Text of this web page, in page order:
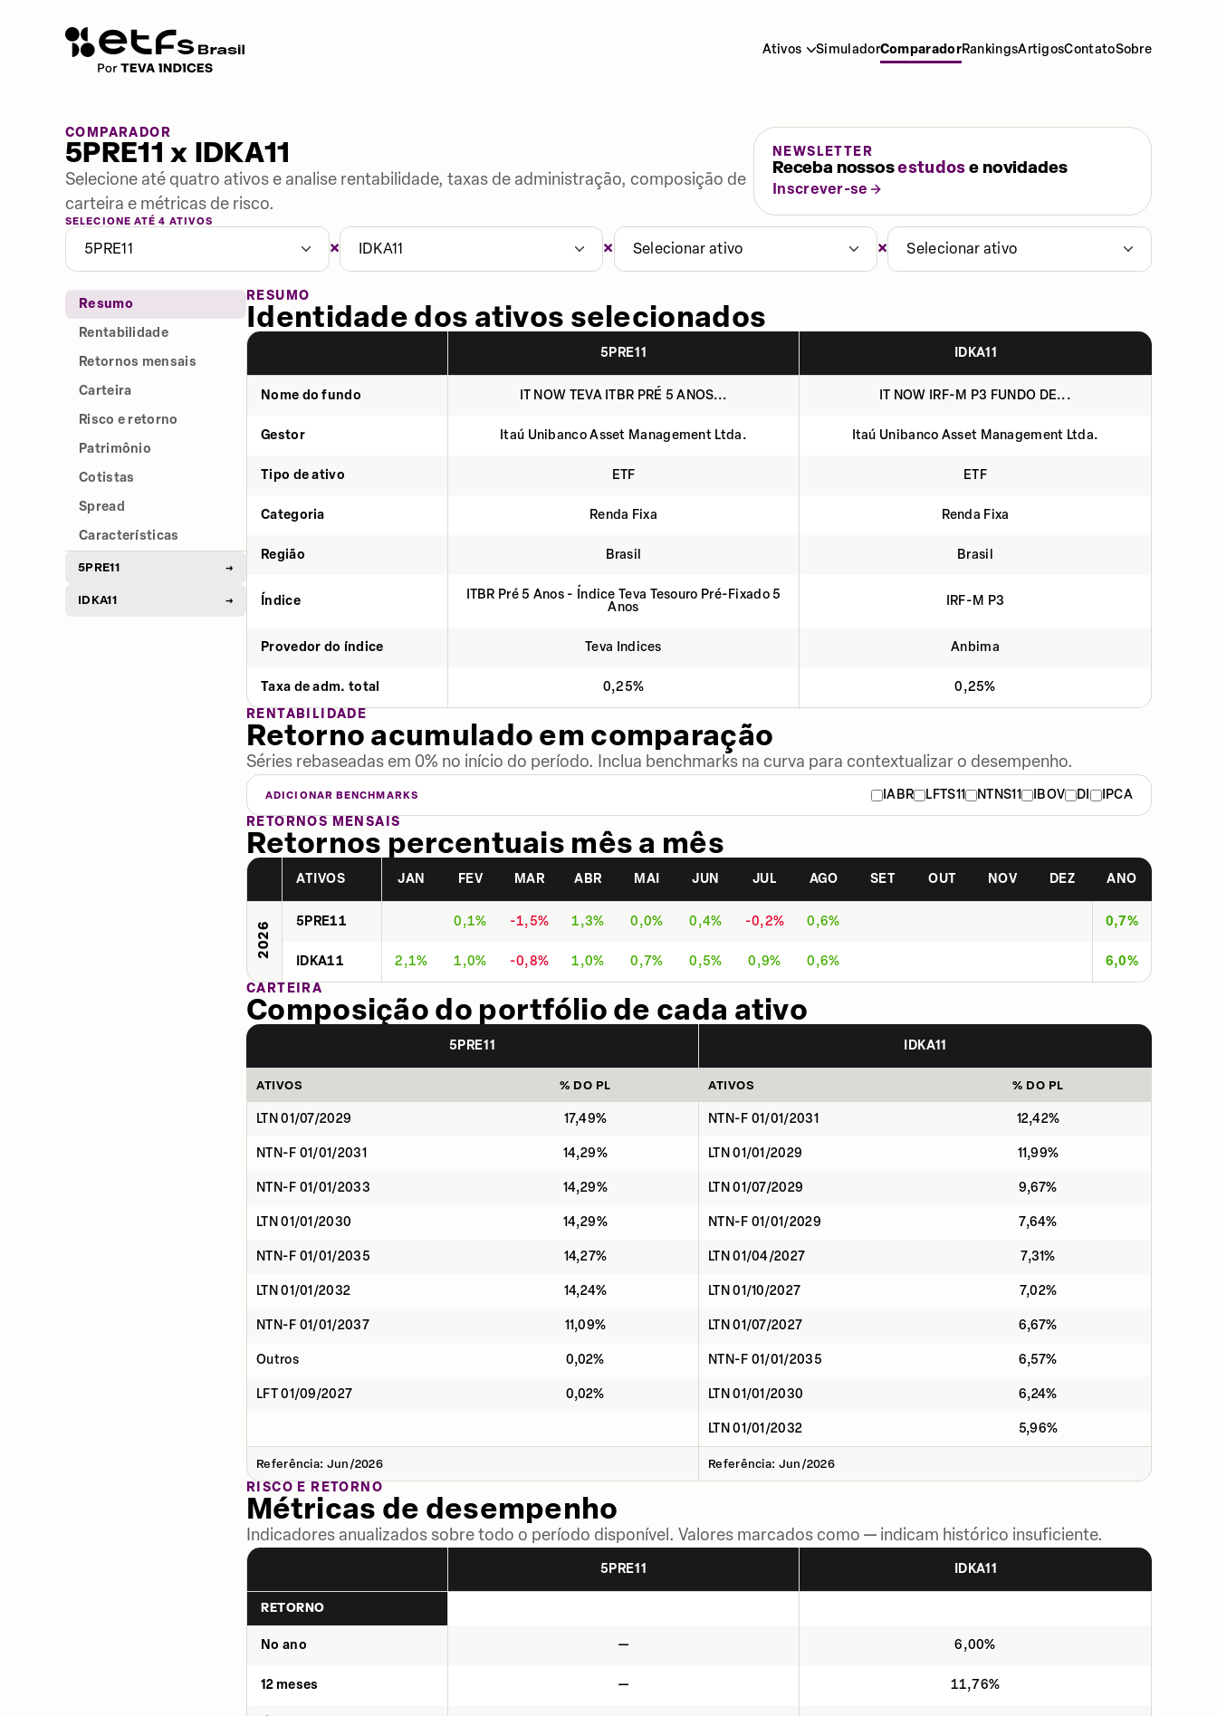
Ativos SimuladorComparadorRankingsArtigosContatoSobre
COMPARADOR
5PRE11 x IDKA11
Selecione até quatro ativos e analise rentabilidade, taxas de administração, composição de
carteira e métricas de risco.
NEWSLETTER
Receba nossosestudose novidades
Inscrever-se
SELECIONE ATÉ 4 ATIVOS
5PRE11 × IDKA11 × Selecionar ativo × Selecionar ativo
Resumo
Rentabilidade
Retornos mensais
Carteira
Risco e retorno
Patrimônio
Cotistas
Spread
Características
5PRE11 →
IDKA11 →
RESUMO
Identidade dos ativos selecionados
5PRE11 IDKA11
Nome do fundo IT NOW TEVA ITBR PRÉ 5 ANOS... IT NOW IRF-M P3 FUNDO DE...
Gestor Itaú Unibanco Asset Management Ltda. Itaú Unibanco Asset Management Ltda.
Tipo de ativo ETF ETF
Categoria Renda Fixa Renda Fixa
Região Brasil Brasil
Índice
ITBR Pré 5 Anos - Índice Teva Tesouro Pré-Fixado 5
Anos
IRF-M P3
Provedor do índice Teva Indices Anbima
Taxa de adm. total 0,25%
0,25%
RENTABILIDADE
Retorno acumulado em comparação
Séries rebaseadas em 0% no início do período. Inclua benchmarks na curva para contextualizar o desempenho.
ADICIONAR BENCHMARKS IABR LFTS11 NTNS11 IBOV DI
IPCA
RETORNOS MENSAIS
Retornos percentuais mês a mês
ATIVOS JAN FEV MAR ABR MAI JUN JUL AGO SET OUT NOV DEZ ANO
2026 5PRE11 0,1% -1,5% 1,3% 0,0% 0,4% -0,2% 0,6% 0,7%
IDKA11 2,1% 1,0% -0,8% 1,0% 0,7% 0,5% 0,9% 0,6%
6,0%
CARTEIRA
Composição do portfólio de cada ativo
5PRE11 IDKA11
ATIVOS % DO PL ATIVOS % DO PL
LTN 01/07/2029 17,49% NTN-F 01/01/2031 12,42%
NTN-F 01/01/2031 14,29% LTN 01/01/2029 11,99%
NTN-F 01/01/2033 14,29% LTN 01/07/2029 9,67%
LTN 01/01/2030 14,29% NTN-F 01/01/2029 7,64%
NTN-F 01/01/2035 14,27% LTN 01/04/2027 7,31%
LTN 01/01/2032 14,24% LTN 01/10/2027 7,02%
NTN-F 01/01/2037 11,09% LTN 01/07/2027 6,67%
Outros 0,02% NTN-F 01/01/2035 6,57%
LFT 01/09/2027 0,02% LTN 01/01/2030 6,24%
LTN 01/01/2032 5,96%
Referência: Jun/2026 Referência: Jun/2026
RISCO E RETORNO
Métricas de desempenho
Indicadores anualizados sobre todo o período disponível. Valores marcados como — indicam histórico insuficiente.
5PRE11 IDKA11
RETORNO
No ano — 6,00%
12 meses — 11,76%